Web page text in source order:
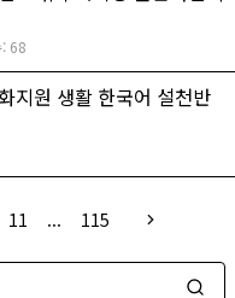
68
지원 생활 한국어 설천반
11 ... 115